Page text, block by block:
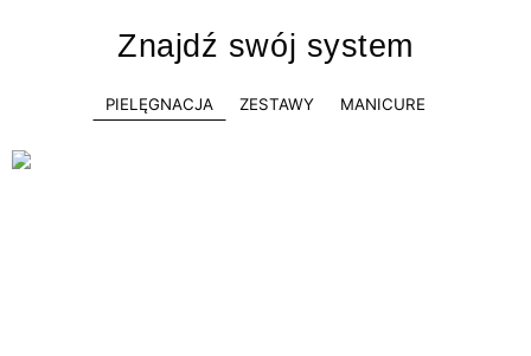
Znajdź swój system
PIELĘGNACJA ZESTAWY MANICURE